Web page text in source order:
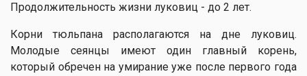
Продолжительность жизни луковиц - до 2 лет.
Корни тюльпана располагаются на дне луковиц.
Молодые сеянцы имеют один главный корень,
который обречен на умирание уже после первого года